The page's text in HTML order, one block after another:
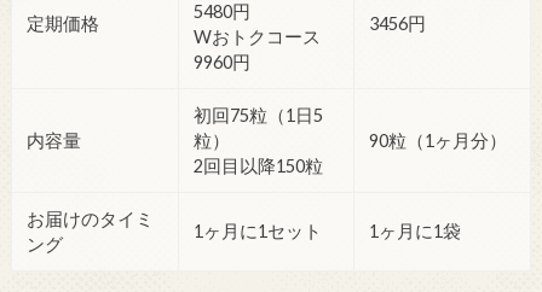
定期価格
5480円
Wおトクコース
9960円
3456円
内容量
初回75粒（1日5
粒）
2回目以降150粒
90粒（1ヶ月分）
お届けのタイミ
ング
1ヶ月に1セット 1ヶ月に1袋